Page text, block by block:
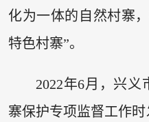
化为一体的自然村寨
特色村寨”。
2022年6月，兴
寨保护专项监督工作